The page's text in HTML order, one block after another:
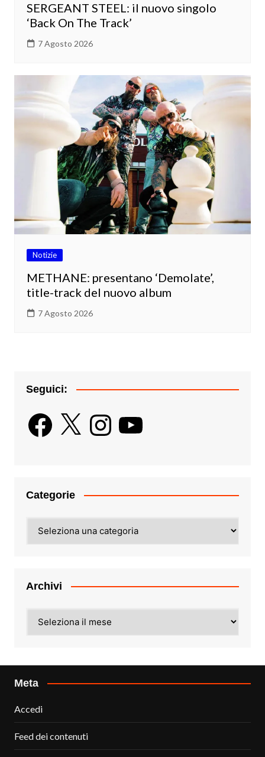
SERGEANT STEEL: il nuovo singolo
‘Back On The Track’
7 Agosto 2026
Notizie
METHANE: presentano ‘Demolate’,
title-track del nuovo album
7 Agosto 2026
Seguici:
Facebook
X InstagramYouTube
Categorie
Archivi
Meta
Accedi
Feed dei contenuti